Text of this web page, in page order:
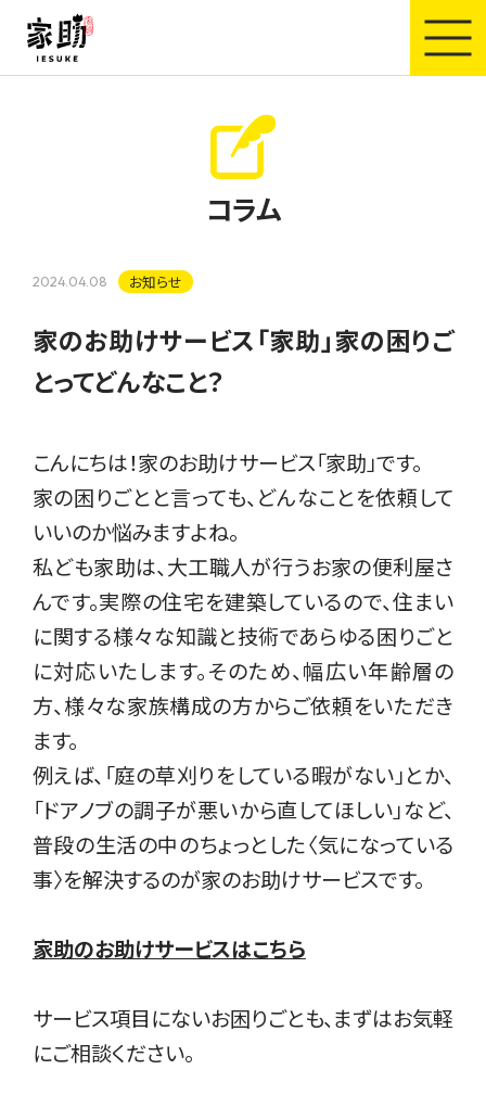
コラム
2024.04.08 お知らせ
家のお助けサービス「家助」家の困りご
とってどんなこと？
こんにちは！家のお助けサービス「家助」です。
家の困りごとと言っても、どんなことを依頼して
いいのか悩みますよね。
私ども家助は、大工職人が行うお家の便利屋さ
んです。実際の住宅を建築しているので、住まい
に関する様々な知識と技術であらゆる困りごと
に対応いたします。そのため、幅広い年齢層の
方、様々な家族構成の方からご依頼をいただき
ます。
例えば、「庭の草刈りをしている暇がない」とか、
「ドアノブの調子が悪いから直してほしい」など、
普段の生活の中のちょっとした〈気になっている
事〉を解決するのが家のお助けサービスです。
家助のお助けサービスはこちら
サービス項目にないお困りごとも、まずはお気軽
にご相談ください。